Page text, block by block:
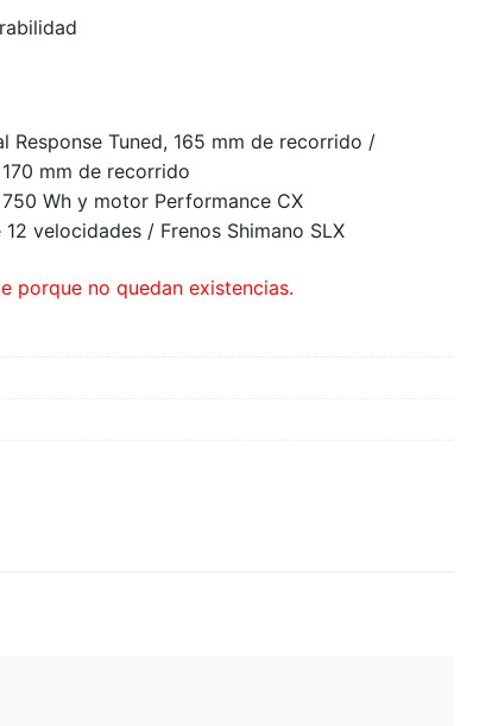
Response Tuned, 165 mm de recorrido /
mm de recorrido
Wh y motor Performance CX
velocidades / Frenos Shimano SLX
porque no quedan existencias.